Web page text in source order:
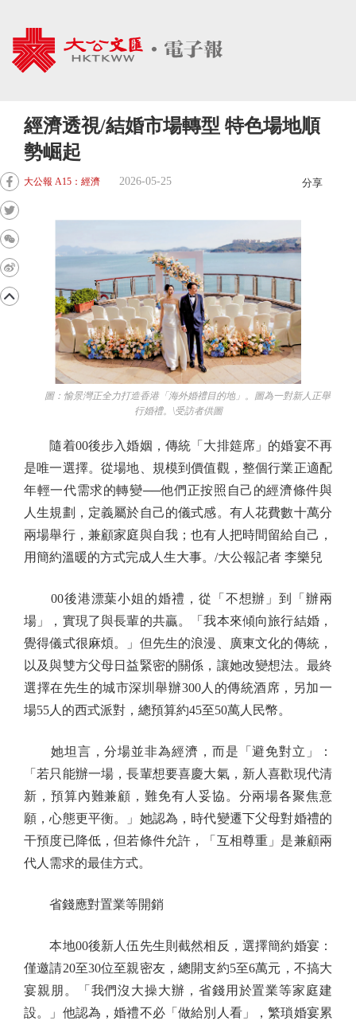
經濟透視/結婚市場轉型 特色場地順
勢崛起
大公報 A15：經濟 2026-05-25 分享
圖：愉景灣正全力打造香港「海外婚禮目的地」。圖為一對新人正舉
行婚禮。\受訪者供圖
隨着00後步入婚姻，傳統「大排筵席」的婚宴不再
是唯一選擇。從場地、規模到價值觀，整個行業正適配
年輕一代需求的轉變──他們正按照自己的經濟條件與
人生規劃，定義屬於自己的儀式感。有人花費數十萬分
兩場舉行，兼顧家庭與自我；也有人把時間留給自己，
用簡約溫暖的方式完成人生大事。/大公報記者 李樂兒
00後港漂葉小姐的婚禮，從「不想辦」到「辦兩
場」，實現了與長輩的共贏。「我本來傾向旅行結婚，
覺得儀式很麻煩。」但先生的浪漫、廣東文化的傳統，
以及與雙方父母日益緊密的關係，讓她改變想法。最終
選擇在先生的城市深圳舉辦300人的傳統酒席，另加一
場55人的西式派對，總預算約45至50萬人民幣。
她坦言，分場並非為經濟，而是「避免對立」：
「若只能辦一場，長輩想要喜慶大氣，新人喜歡現代清
新，預算內難兼顧，難免有人妥協。分兩場各聚焦意
願，心態更平衡。」她認為，時代變遷下父母對婚禮的
干預度已降低，但若條件允許，「互相尊重」是兼顧兩
代人需求的最佳方式。
省錢應對置業等開銷
本地00後新人伍先生則截然相反，選擇簡約婚宴：
僅邀請20至30位至親密友，總開支約5至6萬元，不搞大
宴親朋。「我們沒大操大辦，省錢用於置業等家庭建
設。」他認為，婚禮不必「做給別人看」，繁瑣婚宴累